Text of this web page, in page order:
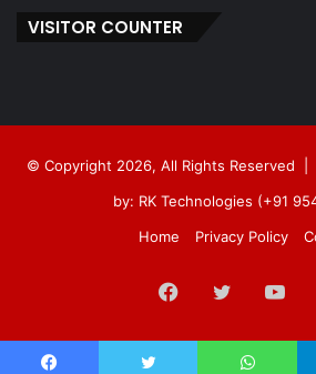
VISITOR COUNTER
© Copyright 2026, All Rights Reserved |
by: RK Technologies (+91
Home
Privacy Policy
Facebook
Twitter